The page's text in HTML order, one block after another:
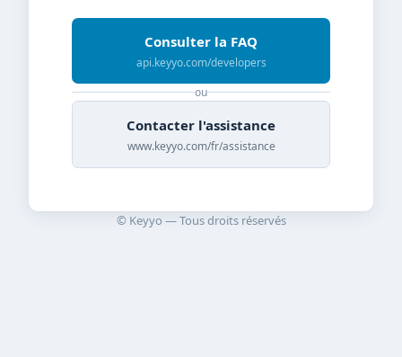
Consulter la FAQ
api.keyyo.com/developers
ou
Contacter l'assistance
www.keyyo.com/fr/assistance
© Keyyo — Tous droits réservés